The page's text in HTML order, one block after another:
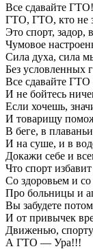
Все сдавайте ГТО!
ГТО, ГТО, кто не
Это спорт, задор,
Чумовое
Сила духа, сила
Без условленных
Все сдавайте ГТО
И не бойтесь
Если хочешь,
И товарищу
В беге, в
И на суше, и в
Докажи себе и
Что спорт
Со здоровьем и
Про больницы и
Вы забудете
И от привычек
Движенью,
А ГТО — Ура!!!